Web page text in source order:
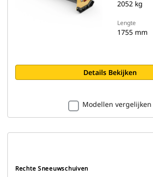
2052 kg
Lengte
1755 mm
Details Bekijken
Modellen vergelijken
Rechte Sneeuwschuiven